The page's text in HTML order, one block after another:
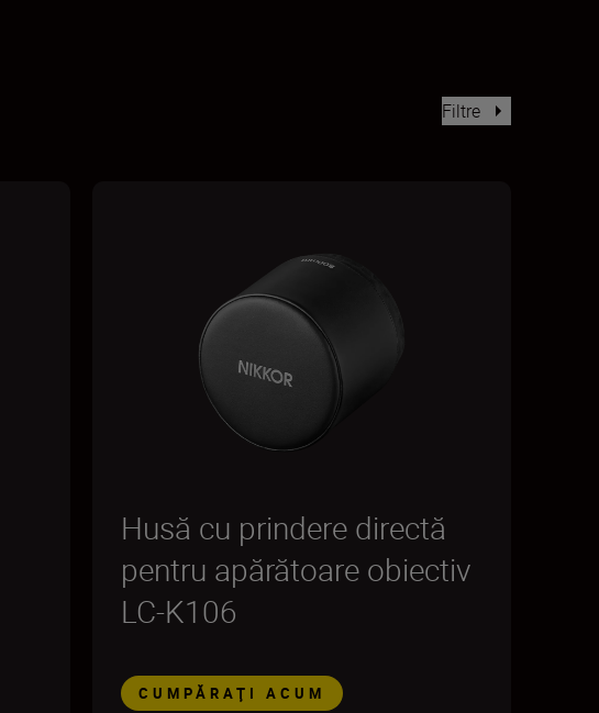
Filtre
Husă cu prindere directă
pentru apărătoare obiectiv
LC-K106
CUMPĂRAŢI ACUM